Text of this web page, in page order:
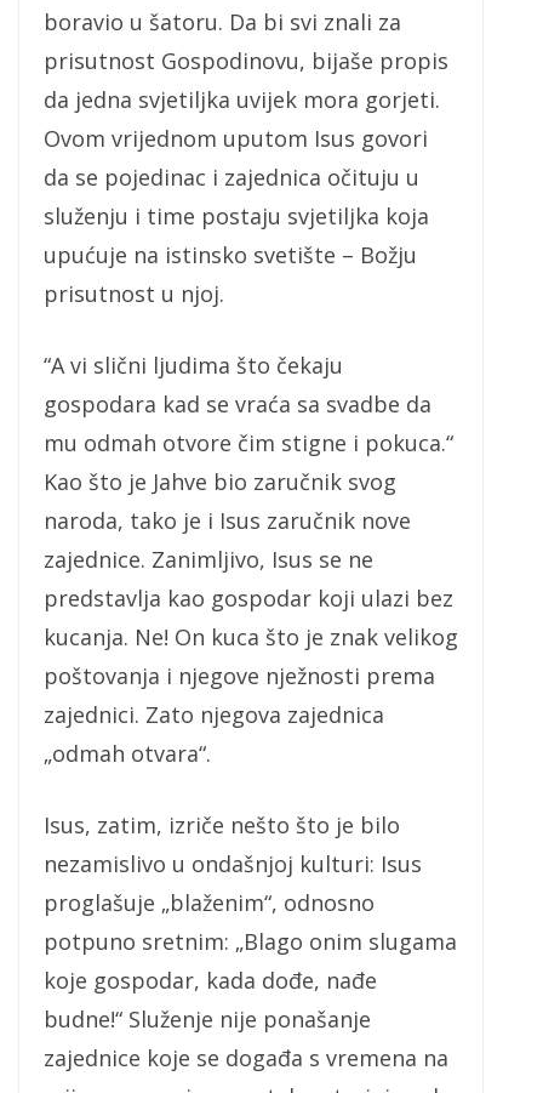
boravio u šatoru. Da bi svi znali za
prisutnost Gospodinovu, bijaše propis
da jedna svjetiljka uvijek mora gorjeti.
Ovom vrijednom uputom Isus govori
da se pojedinac i zajednica očituju u
služenju i time postaju svjetiljka koja
upućuje na istinsko svetište – Božju
prisutnost u njoj.
“A vi slični ljudima što čekaju
gospodara kad se vraća sa svadbe da
mu odmah otvore čim stigne i pokuca.“
Kao što je Jahve bio zaručnik svog
naroda, tako je i Isus zaručnik nove
zajednice. Zanimljivo, Isus se ne
predstavlja kao gospodar koji ulazi bez
kucanja. Ne! On kuca što je znak velikog
poštovanja i njegove nježnosti prema
zajednici. Zato njegova zajednica
„odmah otvara“.
Isus, zatim, izriče nešto što je bilo
nezamislivo u ondašnjoj kulturi: Isus
proglašuje „blaženim“, odnosno
potpuno sretnim: „Blago onim slugama
koje gospodar, kada dođe, nađe
budne!“ Služenje nije ponašanje
zajednice koje se događa s vremena na